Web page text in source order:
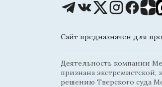
Сайт предназначен для
Деятельность компании
признана
решению Тверского суда